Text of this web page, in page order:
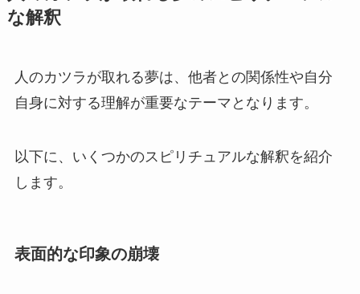
な解釈
人のカツラが取れる夢は、他者との関係性や自分
自身に対する理解が重要なテーマとなります。
以下に、いくつかのスピリチュアルな解釈を紹介
します。
表面的な印象の崩壊